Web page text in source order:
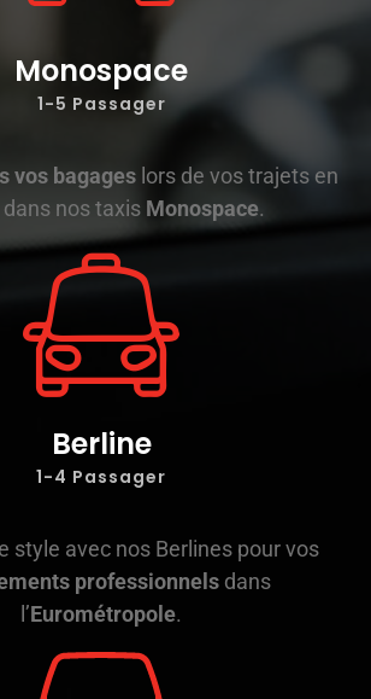
Monospace
1-5 Passager
vos bagageslors de vos trajets en
nos taxis Monospace.
Berline
1-4 Passager
style avec nos Berlines pour vos
professionnels dans
l’Eurométropole.